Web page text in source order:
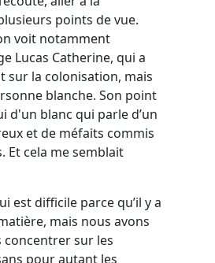
points de vue.
voit notamment
Lucas Catherine, qui a
sur la colonisation, mais
blanche. Son point
d'un blanc qui parle d’un
et de méfaits commis
Et cela me semblait
est difficile parce qu’il y a
mais nous avons
concentrer sur les
pour autant les